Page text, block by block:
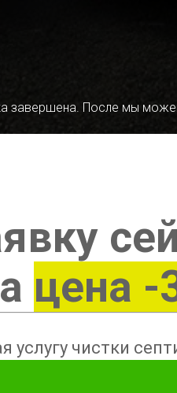
завершена. После мы
цена -
чистки